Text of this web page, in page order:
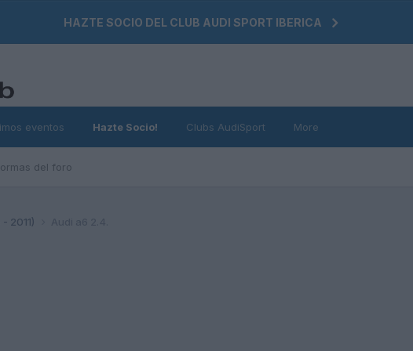
HAZTE SOCIO DEL CLUB AUDI SPORT IBERICA
del foro
eventos Hazte Socio! Clubs AudiSport More
2011)